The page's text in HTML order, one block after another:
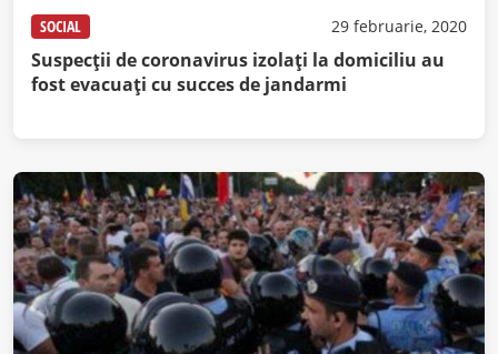
SOCIAL 29 februarie, 2020
Suspecții de coronavirus izolați la domiciliu au
fost evacuaţi cu succes de jandarmi